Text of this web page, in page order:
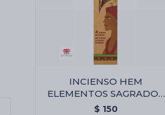
INCIENSO HEM
ELEMENTOS SAGRADOS
JUMBO - Citronella
$ 150